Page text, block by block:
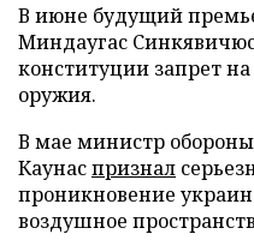
В июне будущий
Миндаугас
конституции запрет
оружия.
В мае министр
Каунаспризнал
проникновение
воздушное